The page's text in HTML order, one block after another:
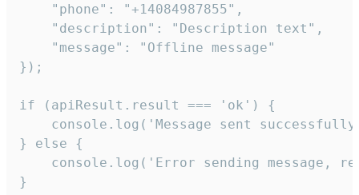
    "phone": "+14084987855",
    "description": "Description text",
    "message": "Offline message"
});
if (apiResult.result === 'ok') {
console.log('Message sent
} else {
console.log('Error sending message,
}